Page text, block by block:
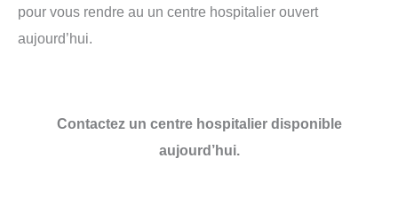
pour vous rendre au un centre hospitalier ouvert
aujourd’hui.
Contactez un centre hospitalier disponible
aujourd’hui.